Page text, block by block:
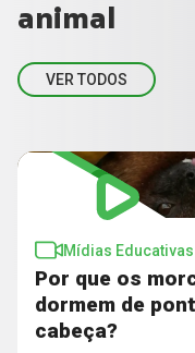
animal
VER TODOS
Mídias Educativas
Por que os
dormem de
cabeça?